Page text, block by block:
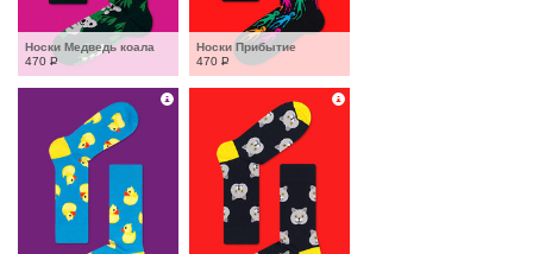
Носки Медведь коала
470 Р
Носки Прибытие
470 Р